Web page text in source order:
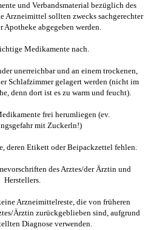
und Verbandsmaterial bezüglich des
Arzneimittel sollten zwecks sachgerechter
Apotheke abgegeben werden.
Medikamente nach.
unerreichbar und an einem trockenen,
Schlafzimmer gelagert werden (nicht im
denn dort ist es zu warm und feucht).
frei herumliegen (ev.
mit Zuckerln!)
deren Etikett oder Beipackzettel fehlen.
des Arztes/der Ärztin und
Herstellers.
Arzneimittelreste, die von früheren
Ärztin zurückgeblieben sind, aufgrund
Diagnose verwenden.